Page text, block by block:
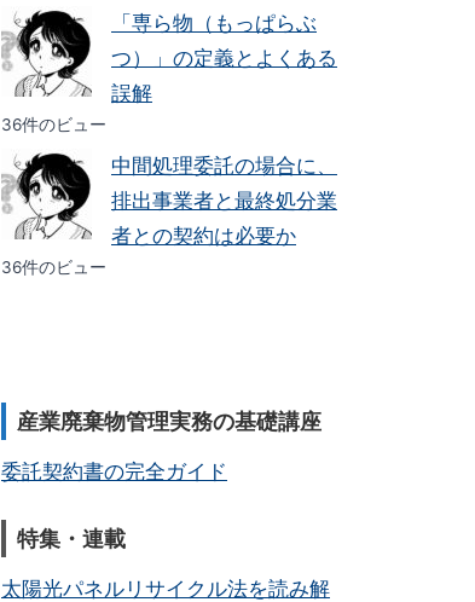
「専ら物（もっぱらぶ
つ）」の定義とよくある
誤解
36件のビュー
中間処理委託の場合に、
排出事業者と最終処分業
者との契約は必要か
36件のビュー
産業廃棄物管理実務の基礎講座
委託契約書の完全ガイド
特集・連載
太陽光パネルリサイクル法を読み解